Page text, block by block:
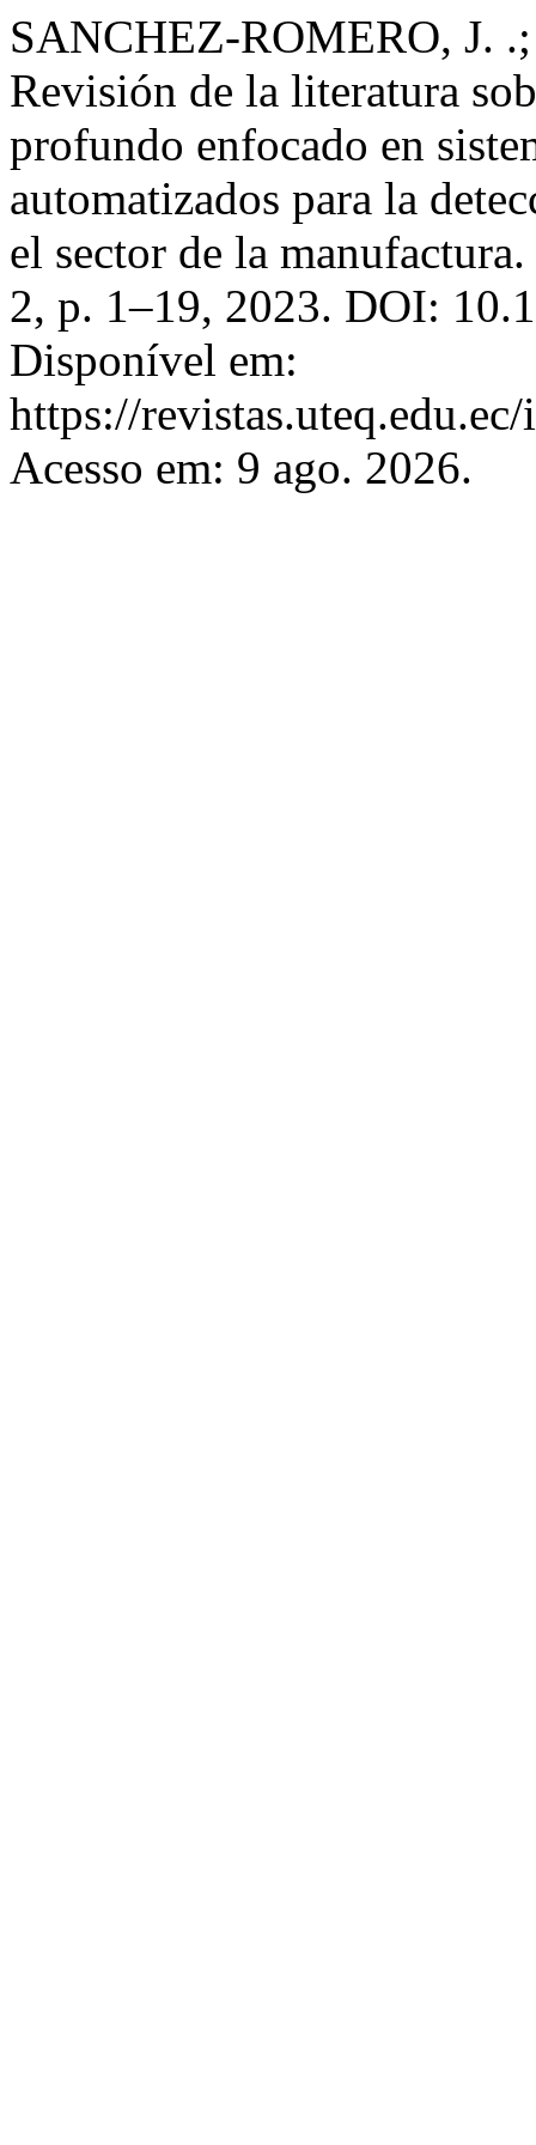
SANCHEZ-ROMERO, J.
Revisión de la literatura
profundo enfocado en
automatizados para la
el sector de la manufactura.
2, p. 1–19, 2023. DOI:
Disponível em:
https://
Acesso em: 9 ago. 2026.